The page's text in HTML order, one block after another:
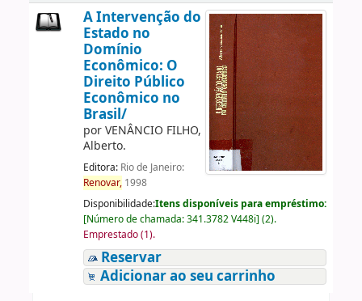
A Intervenção do
Estado no
Domínio
Econômico: O
Direito Público
Econômico no
Brasil/
porVENÂNCIO FILHO,
Alberto.
Editora: Rio de Janeiro:
Renovar,1998
Disponibilidade:Itens disponíveis para empréstimo:
[Número de chamada:341.3782 V448i] (2).
Emprestado (1).
Reservar
Adicionar ao seu carrinho